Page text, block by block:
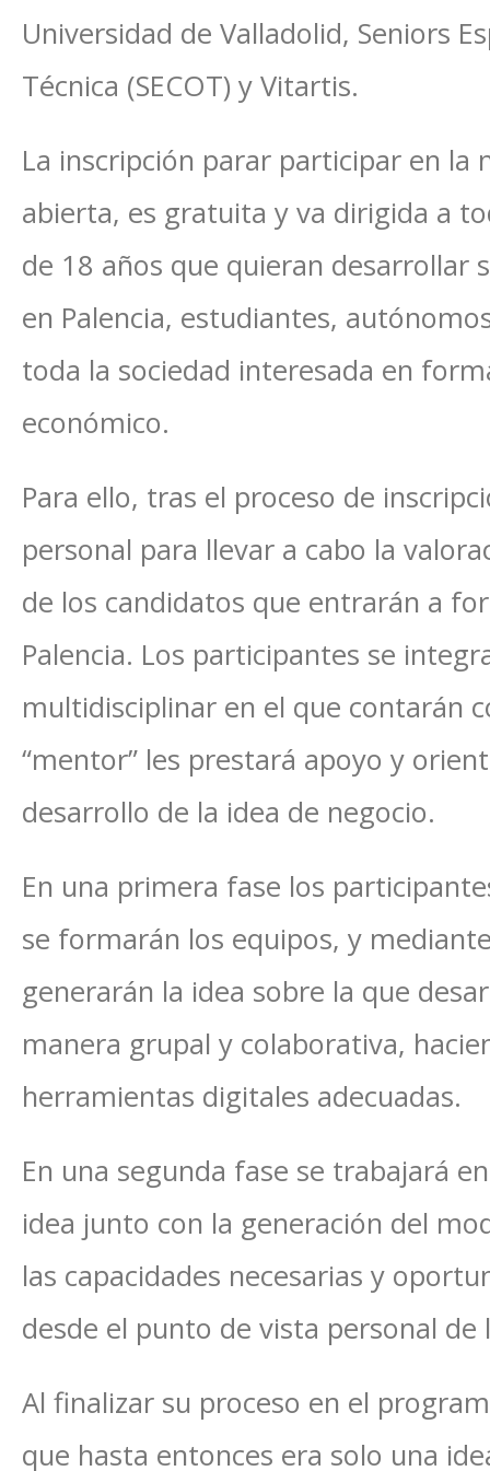
Universidad de Valladolid, Seniors
Técnica (SECOT) y Vitartis.
La inscripción parar participar en la
abierta, es gratuita y va dirigida a
de 18 años que quieran desarrollar
en Palencia, estudiantes,
toda la sociedad interesada en
económico.
Para ello, tras el proceso de
personal para llevar a cabo la
de los candidatos que entrarán a
Palencia. Los participantes se
multidisciplinar en el que contarán
“mentor” les prestará apoyo y
desarrollo de la idea de negocio.
En una primera fase los
se formarán los equipos, y
generarán la idea sobre la que
manera grupal y colaborativa,
herramientas digitales adecuadas.
En una segunda fase se trabajará
idea junto con la generación del
las capacidades necesarias y
desde el punto de vista personal de
Al finalizar su proceso en el
que hasta entonces era solo una